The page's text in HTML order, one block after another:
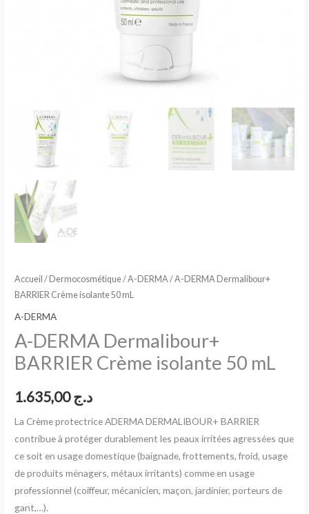
Accueil / Dermocosmétique/A-DERMA / A-DERMA Dermalibour+
BARRIER Crème isolante 50 mL
A-DERMA
A-DERMA Dermalibour+
BARRIER Crème isolante 50 mL
د.ج1.635,00
La Crème protectrice ADERMA DERMALIBOUR+ BARRIER
contribue à protéger durablement les peaux irritées agressées que
ce soit en usage domestique (baignade, frottements, froid, usage
de produits ménagers, métaux irritants) comme en usage
professionnel (coiffeur, mécanicien, maçon, jardinier, porteurs de
gant,…).